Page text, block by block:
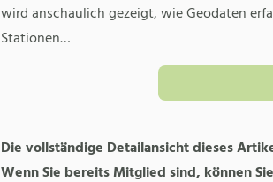
wird anschaulich gezeigt, wie Geodaten
Stationen…
Die vollständige Detailansicht dieses
Wenn Sie bereits Mitglied sind, können